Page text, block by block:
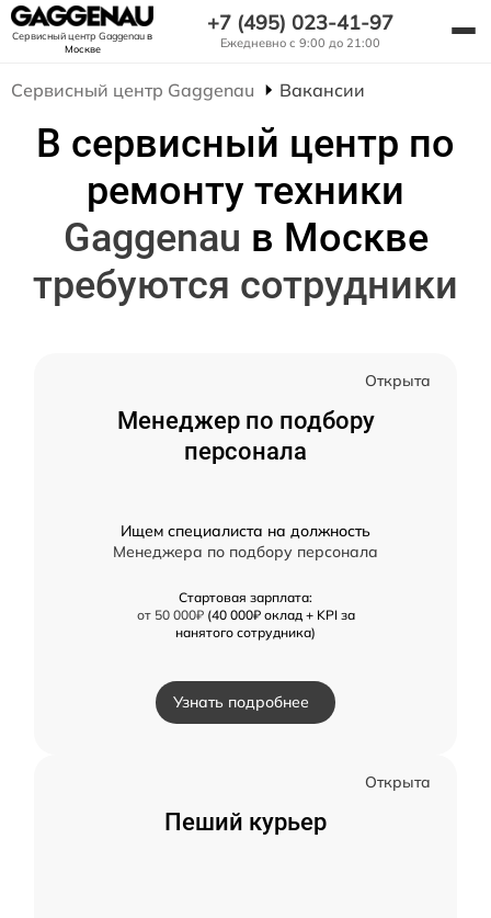
Сервисный центр Gaggenauв
Москве
+7 (495) 023-41-97
Ежедневно с 9:00 до 21:00
Сервисный центр Gaggenau Вакансии
В сервисный центр по
ремонту техники
Gaggenau в Москве
требуются сотрудники
Открыта
Менеджер по подбору
персонала
Ищем специалиста на должность
Менеджера по подбору персонала
Стартовая зарплата:
от 50 000₽(40 000₽ оклад + KPI за
нанятого сотрудника)
Узнать подробнее
Открыта
Пеший курьер